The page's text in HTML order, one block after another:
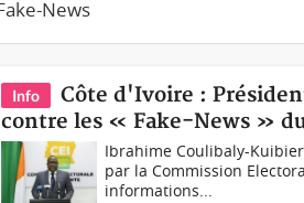
Info
Côte d'Ivoire :
contre les « Fake-News »
Ibrahime Coulibaly-
par la Commission
informations...